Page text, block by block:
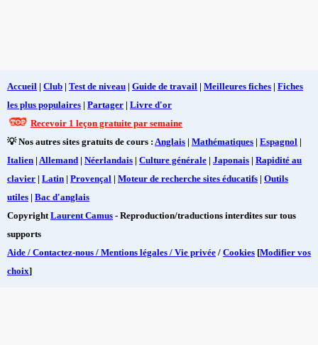
Accueil | Club | Test de niveau | Guide de travail | Meilleures fiches | Fiches
les plus populaires | Partager | Livre d'or
Recevoir 1 leçon gratuite par semaine
💡 Nos autres sites gratuits de cours : Anglais | Mathématiques | Espagnol |
Italien | Allemand | Néerlandais | Culture générale | Japonais | Rapidité au
clavier | Latin | Provençal | Moteur de recherche sites éducatifs | Outils
utiles | Bac d'anglais
Copyright Laurent Camus - Reproduction/traductions interdites sur tous
supports
Aide / Contactez-nous / Mentions légales / Vie privée / Cookies [Modifier vos
choix]